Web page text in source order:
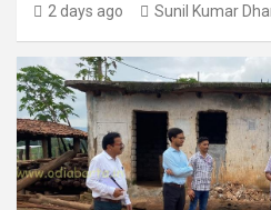
2 days ago Sunil Kumar